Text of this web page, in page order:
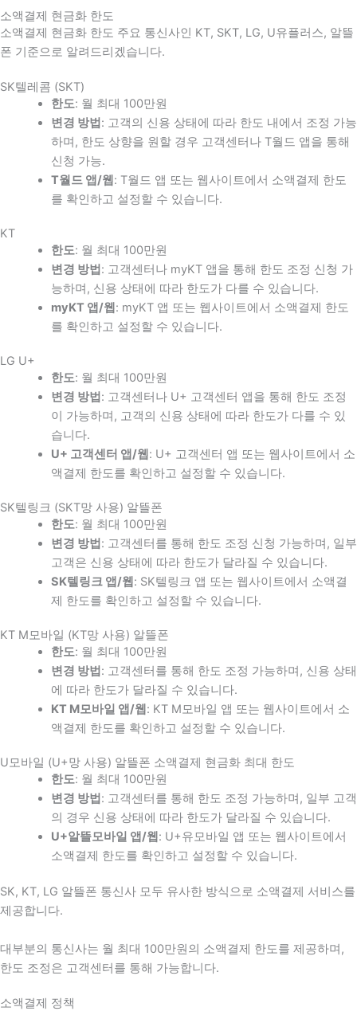
소액결제 현금화 한도
소액결제 현금화 한도 주요 통신사인 KT, SKT, LG, U유플러스, 알뜰
폰 기준으로 알려드리겠습니다.
SK텔레콤 (SKT)
한도: 월 최대 100만원
변경 방법 : 고객의 신용 상태에 따라 한도 내에서 조정 가능
하며, 한도 상향을 원할 경우 고객센터나 T월드 앱을 통해
신청 가능.
T월드 앱/웹 : T월드 앱 또는 웹사이트에서 소액결제 한도
를 확인하고 설정할 수 있습니다.
KT
한도: 월 최대 100만원
변경 방법 : 고객센터나 myKT 앱을 통해 한도 조정 신청 가
능하며, 신용 상태에 따라 한도가 다를 수 있습니다.
myKT 앱/웹 : myKT 앱 또는 웹사이트에서 소액결제 한도
를 확인하고 설정할 수 있습니다.
LG U+
한도: 월 최대 100만원
변경 방법 : 고객센터나 U+ 고객센터 앱을 통해 한도 조정
이 가능하며, 고객의 신용 상태에 따라 한도가 다를 수 있
습니다.
U+ 고객센터 앱/웹 : U+ 고객센터 앱 또는 웹사이트에서 소
액결제 한도를 확인하고 설정할 수 있습니다.
SK텔링크 (SKT망 사용) 알뜰폰
한도: 월 최대 100만원
변경 방법 : 고객센터를 통해 한도 조정 신청 가능하며, 일부
고객은 신용 상태에 따라 한도가 달라질 수 있습니다.
SK텔링크 앱/웹 : SK텔링크 앱 또는 웹사이트에서 소액결
제 한도를 확인하고 설정할 수 있습니다.
KT M모바일 (KT망 사용) 알뜰폰
한도: 월 최대 100만원
변경 방법 : 고객센터를 통해 한도 조정 가능하며, 신용 상태
에 따라 한도가 달라질 수 있습니다.
KT M모바일 앱/웹 : KT M모바일 앱 또는 웹사이트에서 소
액결제 한도를 확인하고 설정할 수 있습니다.
U모바일 (U+망 사용) 알뜰폰 소액결제 현금화 최대 한도
한도: 월 최대 100만원
변경 방법 : 고객센터를 통해 한도 조정 가능하며, 일부 고객
의 경우 신용 상태에 따라 한도가 달라질 수 있습니다.
U+알뜰모바일 앱/웹 : U+유모바일 앱 또는 웹사이트에서
소액결제 한도를 확인하고 설정할 수 있습니다.
SK, KT, LG 알뜰폰 통신사 모두 유사한 방식으로 소액결제 서비스를
제공합니다.
대부분의 통신사는 월 최대 100만원의 소액결제 한도를 제공하며,
한도 조정은 고객센터를 통해 가능합니다.
소액결제 정책